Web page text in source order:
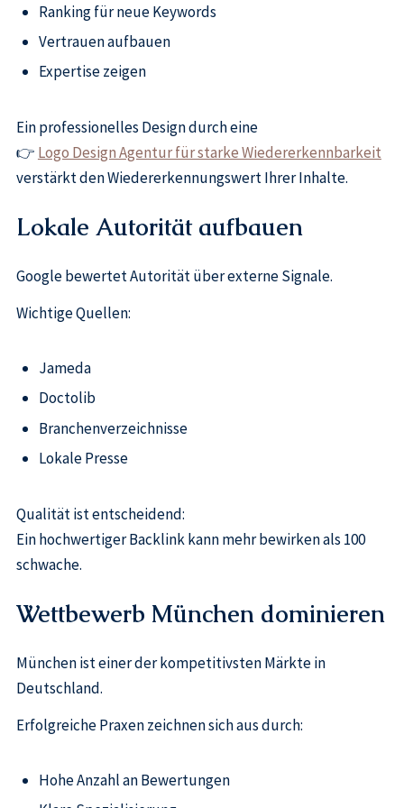
Ranking für neue Keywords
Vertrauen aufbauen
Expertise zeigen
Ein professionelles Design durch eine
👉 Logo Design Agentur für starke Wiedererkennbarkeit
verstärkt den Wiedererkennungswert Ihrer Inhalte.
Lokale Autorität aufbauen
Google bewertet Autorität über externe Signale.
Wichtige Quellen:
Jameda
Doctolib
Branchenverzeichnisse
Lokale Presse
Qualität ist entscheidend:
Ein hochwertiger Backlink kann mehr bewirken als 100
schwache.
Wettbewerb München dominieren
München ist einer der kompetitivsten Märkte in
Deutschland.
Erfolgreiche Praxen zeichnen sich aus durch:
Hohe Anzahl an Bewertungen